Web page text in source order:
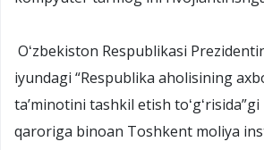
Oʻzbekiston Respublikasi
iyundagi “Respublika aholisining
taʼminotini tashkil etish
qaroriga binoan Toshkent moliya